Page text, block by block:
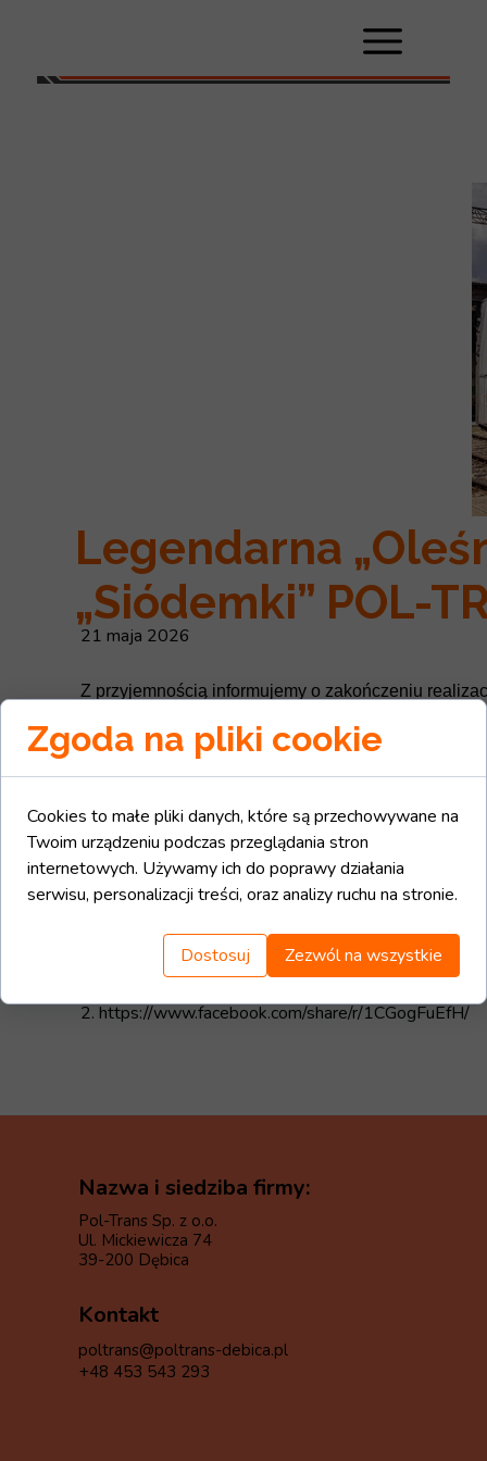
21 maja 2026
Legendarna
„Siódemki” POL-
Z przyjemnością informujemy o zakończeniu
Lokomotywy serii EU07/EP07 od dekad stanowią
prywatnym. Tak też stało się tym razem.
W ostatnich dniach lokomotywa odbyła pomyślnie
obsługując, m.in. składy z kruszywami na południu
Kolejowego Festynu Rodzinnego w Ostrowie
https://youtu.be/Ybwf5y7NFQk
2. https://www.facebook.com/share/r/1CGogFuEfH/
+48 453 543 293
poltrans@poltrans-debica.pl
Nazwa i siedziba firmy:
Pol-Trans Sp. z o.o.
Ul. Mickiewicza 74
39-200 Dębica
Kontakt
Zgoda na pliki cookie
Cookies to małe pliki danych, które są przechowywane na
Twoim urządzeniu podczas przeglądania stron
internetowych. Używamy ich do poprawy działania
serwisu, personalizacji treści, oraz analizy ruchu na stronie.
Dostosuj Zezwól na wszystkie